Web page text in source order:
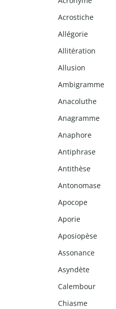
Acrostiche
Allégorie
Allitération
Allusion
Ambigramme
Anacoluthe
Anagramme
Anaphore
Antiphrase
Antithèse
Antonomase
Apocope
Aporie
Aposiopèse
Assonance
Asyndète
Calembour
Chiasme